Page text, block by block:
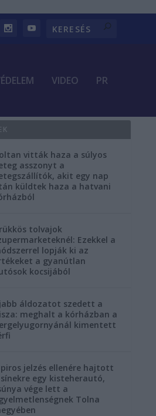
VIDEO PR
vitták haza a súlyos
asszonyt a
akit egy nap
küldtek haza a hatvani
tolvajok
Ezekkel a
lopják ki az
a gyanútlan
kocsijából
áldozatot szedett a
meghalt a kórházban a
kimentett
piros jelzés ellenére hajtott
egy kisteherautó,
vége lett a
Tolna